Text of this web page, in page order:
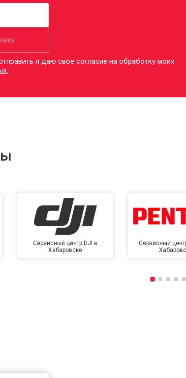
я даю свое согласие на обработку моих
Сервисный центр DJI в
Хабаровске
Сервисный